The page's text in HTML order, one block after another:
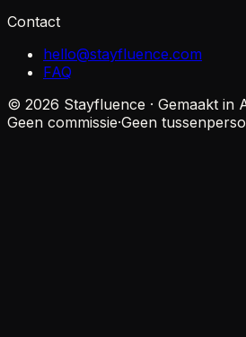
Contact
hello@stayfluence.com
FAQ
© 2026 Stayfluence · Gemaakt in
Geen commissie·Geen